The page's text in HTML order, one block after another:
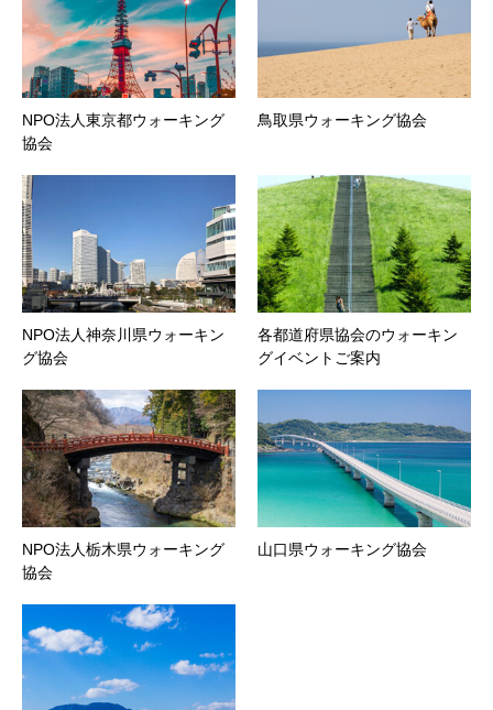
NPO法人東京都ウォーキング
協会
鳥取県ウォーキング協会
NPO法人神奈川県ウォーキン
グ協会
各都道府県協会のウォーキン
グイベントご案内
NPO法人栃木県ウォーキング
協会
山口県ウォーキング協会